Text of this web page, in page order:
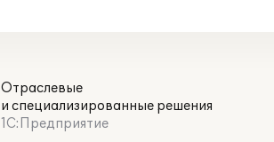
Отраслевые
и специализированные решения
1С:Предприятие